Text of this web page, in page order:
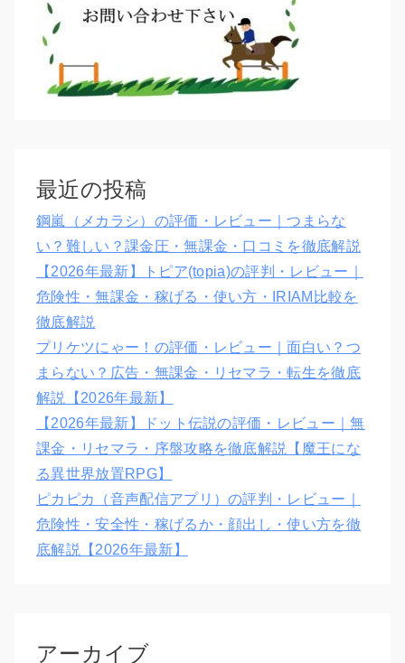
最近の投稿
鋼嵐（メカラシ）の評価・レビュー｜つまらな
い？難しい？課金圧・無課金・口コミを徹底解説
【2026年最新】トピア(topia)の評判・レビュー｜
危険性・無課金・稼げる・使い方・IRIAM比較を
徹底解説
プリケツにゃー！の評価・レビュー｜面白い？つ
まらない？広告・無課金・リセマラ・転生を徹底
解説【2026年最新】
【2026年最新】ドット伝説の評価・レビュー｜無
課金・リセマラ・序盤攻略を徹底解説【魔王にな
る異世界放置RPG】
ピカピカ（音声配信アプリ）の評判・レビュー｜
危険性・安全性・稼げるか・顔出し・使い方を徹
底解説【2026年最新】
アーカイブ